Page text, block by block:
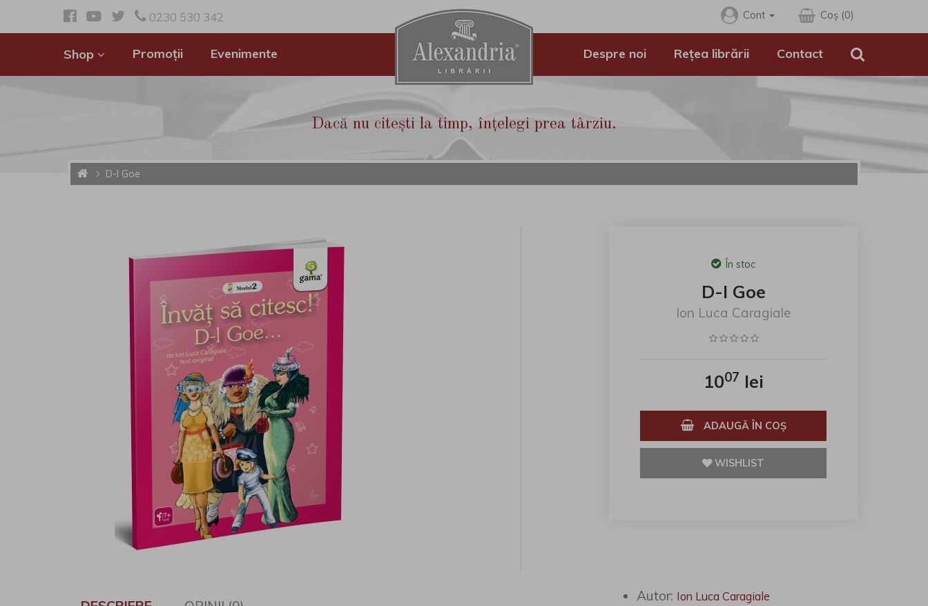
0230 530 342 Cont Coș (0)
Shop Promoții Evenimente Despre noi Rețea librării Contact
Dacă nu citești la timp, înțelegi prea târziu.
D-l Goe
În stoc
D-l Goe
Ion Luca Caragiale
1007 lei
ADAUGĂ ÎN COŞ
WISHLIST
Autor: Ion Luca Caragiale